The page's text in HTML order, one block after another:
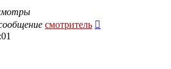
смотритель